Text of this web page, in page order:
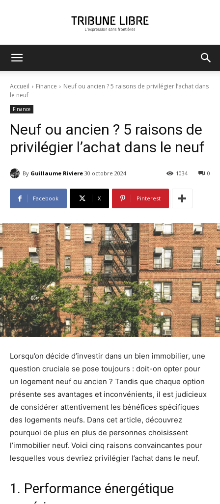
Accueil Finance
Neuf ou ancien ? 5 raisons de privilégier l’achat dans
le neuf
Finance
Neuf ou ancien ? 5 raisons de
privilégier l’achat dans le neuf
By Guillaume Riviere 30 octobre 2024 0
1034
Facebook X Pinterest
Lorsqu’on décide d’investir dans un bien immobilier, une
question cruciale se pose toujours : doit-on opter pour
un logement neuf ou ancien ? Tandis que chaque option
présente ses avantages et inconvénients, il est judicieux
de considérer attentivement les bénéfices spécifiques
des logements neufs. Dans cet article, découvrez
pourquoi de plus en plus de personnes choisissent
l’immobilier neuf. Voici cinq raisons convaincantes pour
lesquelles vous devriez privilégier l’achat dans le neuf.
1. Performance énergétique